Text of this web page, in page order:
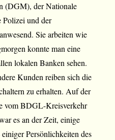
(DGM), der Nationale
und der
Sie arbeiten wie
konnte man eine
lokalen Banken sehen.
Kunden reiben sich die
zu erhalten. Auf der
vom BDGL-Kreisverkehr
es an der Zeit, einige
Persönlichkeiten des